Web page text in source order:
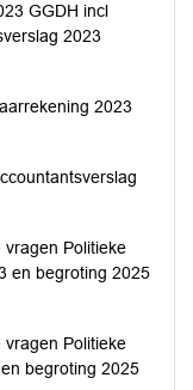
GGDH incl
2023
2023
vragen Politieke
en begroting 2025
vragen Politieke
begroting 2025